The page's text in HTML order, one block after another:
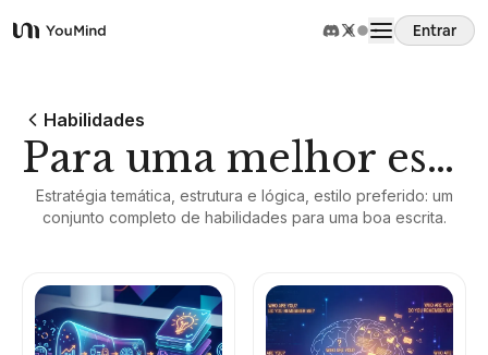
YouMind
Entrar
Casos de Uso
Prompts
Habilidades
Para uma melhor escrita
Estratégia temática, estrutura e lógica, estilo preferido: um
conjunto completo de habilidades para uma boa escrita.